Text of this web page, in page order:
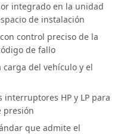
integrado en la unidad
de instalación
control preciso de la
de fallo
del vehículo y el
HP y LP para
presión
que admite el